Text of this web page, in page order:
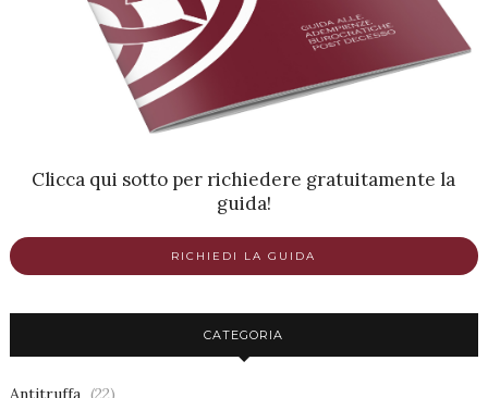
Clicca qui sotto per richiedere gratuitamente la
guida!
RICHIEDI LA GUIDA
CATEGORIA